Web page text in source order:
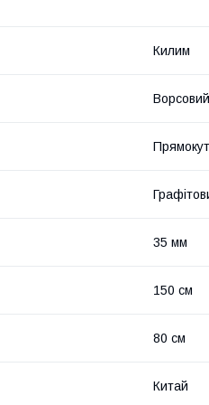
Килим
Ворсовий
35 мм
150 см
80 см
Китай